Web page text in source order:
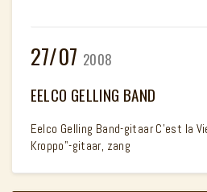
27/07 2008
EELCO GELLING BAND
Eelco Gelling Band-gitaar C'est la
Kroppo"-gitaar, zang